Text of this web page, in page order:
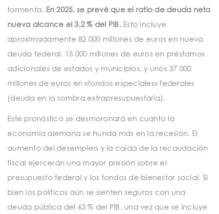
tormenta. En 2025, se prevé que el ratio de deuda neta
nueva alcance el 3,2 % del PIB.Esto incluye
aproximadamente 82 000 millones de euros en nueva
deuda federal, 15 000 millones de euros en préstamos
adicionales de estados y municipios, y unos 37 000
millones de euros en «fondos especiales» federales
(deuda en la sombra extrapresupuestaria).
Este pronóstico se desmoronará en cuanto la
economía alemana se hunda más en la recesión. El
aumento del desempleo y la caída de la recaudación
fiscal ejercerán una mayor presión sobre el
presupuesto federal y los fondos de bienestar social. Si
bien los políticos aún se sienten seguros con una
deuda pública del 63 % del PIB, una vez que se incluye